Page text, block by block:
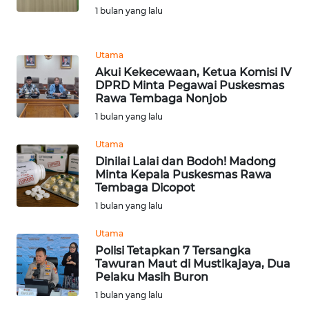
1 bulan yang lalu
Utama
Akui Kekecewaan, Ketua Komisi IV
DPRD Minta Pegawai Puskesmas
Rawa Tembaga Nonjob
1 bulan yang lalu
Utama
Dinilai Lalai dan Bodoh! Madong
Minta Kepala Puskesmas Rawa
Tembaga Dicopot
1 bulan yang lalu
Utama
Polisi Tetapkan 7 Tersangka
Tawuran Maut di Mustikajaya, Dua
Pelaku Masih Buron
1 bulan yang lalu
CIANJUR
WN
KEPULAUAN
WN
TANGERANG
WN
WN
CIREBON